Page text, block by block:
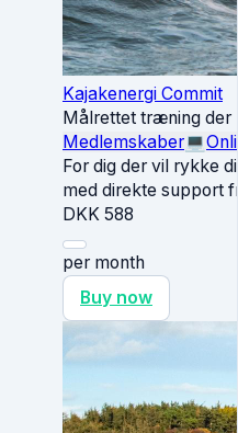
Kajakenergi Commit
Målrettet træning
Medlemskaber💻
For dig der vil rykke
med direkte support
DKK 588
per month
Buy now